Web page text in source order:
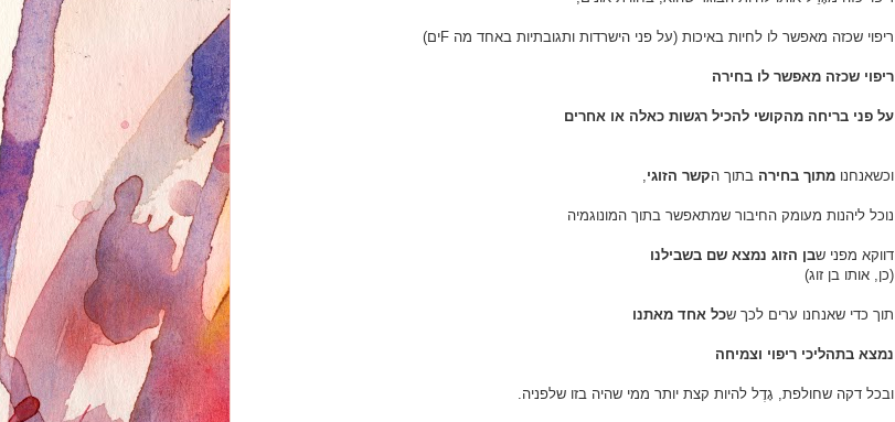
ריפוי שכזה מאפשר לו לחיות באיכות (על פני הישרדות ותגובתיות באחד מה Fים)
ריפוי שכזה מאפשר לו בחירה
על פני בריחה מהקושי להכיל רגשות כאלה או אחרים
וכשאנחנו מתוך בחירה בתוך הקשר הזוגי,
נוכל ליהנות מעומק החיבור שמתאפשר בתוך המונוגמיה
דווקא מפני שבן הזוג נמצא שם בשבילנו
(כן, אותו בן זוג)
תוך כדי שאנחנו ערים לכך שכל אחד מאתנו
נמצא בתהליכי ריפוי וצמיחה
ובכל דקה שחולפת, גָדֶל להיות קצת יותר ממי שהיה בזו שלפניה.